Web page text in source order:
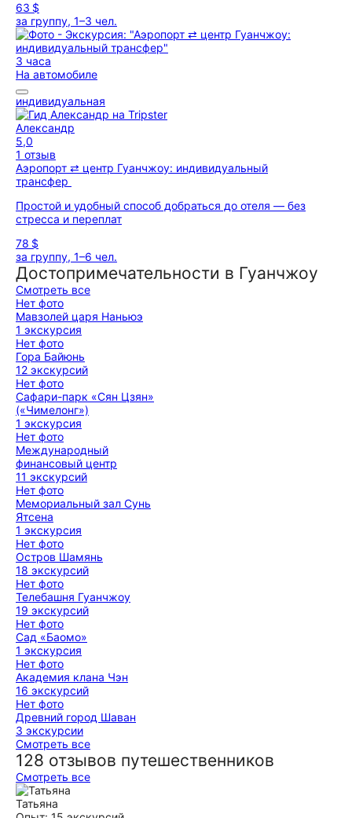
63 $
за группу, 1–3 чел.
3 часа
На автомобиле
индивидуальная
Александр
5,0
1 отзыв
Аэропорт ⇄ центр Гуанчжоу: индивидуальный
трансфер
Простой и удобный способ добраться до отеля — без
стресса и переплат
78 $
за группу, 1–6 чел.
Достопримечательности в Гуанчжоу
Смотреть все
Нет фото
Мавзолей царя Наньюэ
1 экскурсия
Нет фото
Гора Байюнь
12 экскурсий
Нет фото
Сафари-парк «Сян Цзян»
(«Чимелонг»)
1 экскурсия
Нет фото
Международный
финансовый центр
11 экскурсий
Нет фото
Мемориальный зал Сунь
Ятсена
1 экскурсия
Нет фото
Остров Шамянь
18 экскурсий
Нет фото
Телебашня Гуанчжоу
19 экскурсий
Нет фото
Сад «Баомо»
1 экскурсия
Нет фото
Академия клана Чэн
16 экскурсий
Нет фото
Древний город Шаван
3 экскурсии
Смотреть все
128 отзывов путешественников
Смотреть все
Татьяна